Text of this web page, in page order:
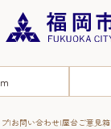
COAST
お問い合わせ 屋台ご意見箱